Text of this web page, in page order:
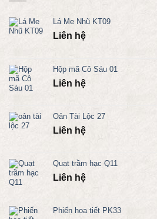
Lá Me Nhũ KT09
Liên hệ
Hộp mã Cô Sáu 01
Liên hệ
Oản Tài Lộc 27
Liên hệ
Quạt trầm hạc Q11
Liên hệ
Phiến họa tiết PK33